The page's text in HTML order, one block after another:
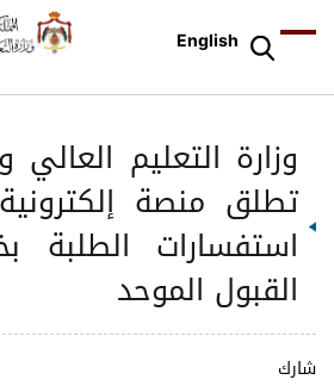
English
وزارة التعليم
تطلق منصة
استفسارات الطلبة
القبول الموحد
شارك